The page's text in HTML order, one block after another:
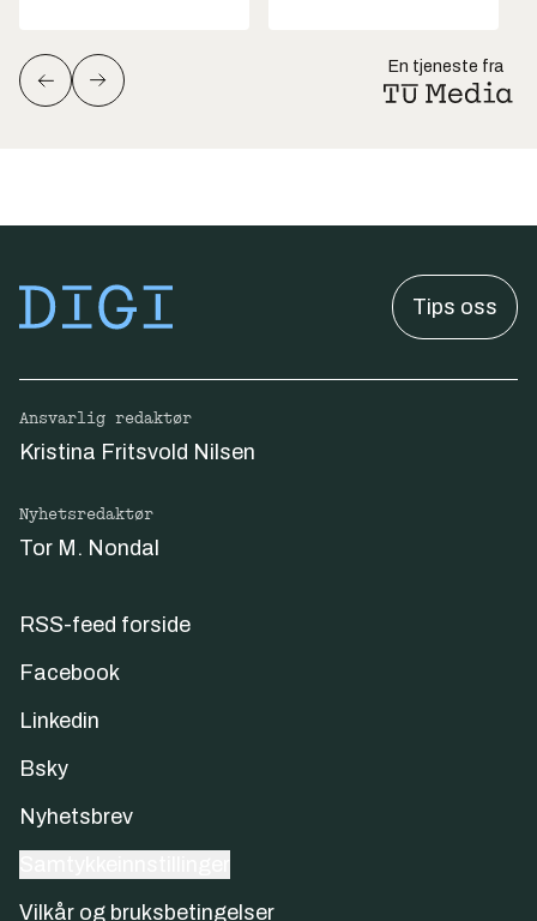
En tjeneste fra
Tips oss
Ansvarlig redaktør
Kristina Fritsvold Nilsen
Nyhetsredaktør
Tor M. Nondal
RSS-feed forside
Facebook
Linkedin
Bsky
Nyhetsbrev
Vilkår og bruksbetingelser